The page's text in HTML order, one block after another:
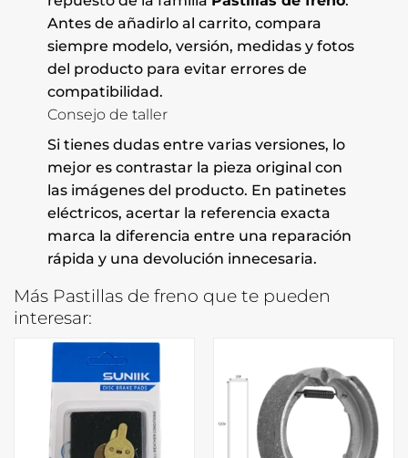
Antes de añadirlo al carrito, compara
siempre modelo, versión, medidas y fotos
del producto para evitar errores de
compatibilidad.
Consejo de taller
Si tienes dudas entre varias versiones, lo
mejor es contrastar la pieza original con
las imágenes del producto. En patinetes
eléctricos, acertar la referencia exacta
marca la diferencia entre una reparación
rápida y una devolución innecesaria.
Más Pastillas de freno que te pueden
interesar: